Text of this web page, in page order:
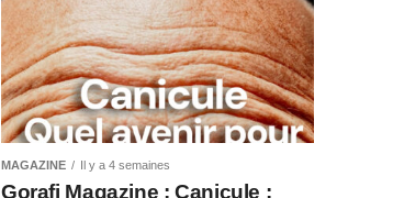
MAGAZINE Il y a 4 semaines
Gorafi Magazine : Canicule :